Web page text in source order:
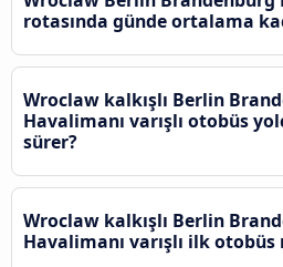
rotasında günde ortalama
Wroclaw kalkışlı Berlin
Havalimanı varışlı otobüs
sürer?
Wroclaw kalkışlı Berlin
Havalimanı varışlı ilk otobüs